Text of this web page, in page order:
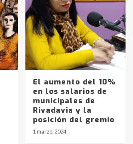
El aumento del 10%
en los salarios de
municipales de
Rivadavia y la
posición del gremio
1 marzo, 2024